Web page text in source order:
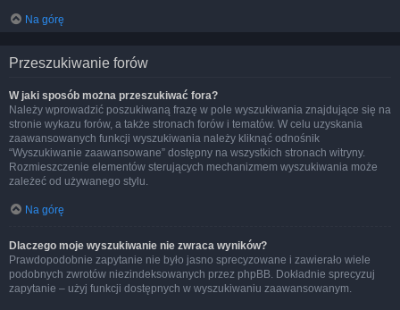
Na górę
Przeszukiwanie forów
W jaki sposób można przeszukiwać fora?
Należy wprowadzić poszukiwaną frazę w pole wyszukiwania znajdujące się na
stronie wykazu forów, a także stronach forów i tematów. W celu uzyskania
zaawansowanych funkcji wyszukiwania należy kliknąć odnośnik
“Wyszukiwanie zaawansowane” dostępny na wszystkich stronach witryny.
Rozmieszczenie elementów sterujących mechanizmem wyszukiwania może
zależeć od używanego stylu.
Na górę
Dlaczego moje wyszukiwanie nie zwraca wyników?
Prawdopodobnie zapytanie nie było jasno sprecyzowane i zawierało wiele
podobnych zwrotów niezindeksowanych przez phpBB. Dokładnie sprecyzuj
zapytanie – użyj funkcji dostępnych w wyszukiwaniu zaawansowanym.